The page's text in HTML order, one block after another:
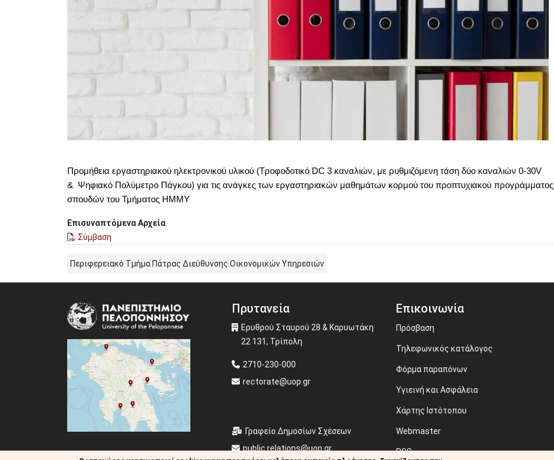
Προμήθεια εργαστηριακού ηλεκτρονικού υλικού (Τροφοδοτικό DC 3 καναλιών, με ρυθμιζόμενη τάση δύο καναλιών 0-30V
& Ψηφιακό Πολύμετρο Πάγκου) για τις ανάγκες των εργαστηριακών μαθημάτων κορμού του προπτυχιακού προγράμματος
σπουδών του Τμήματος ΗΜΜΥ
Επισυναπτόμενα Αρχεία
Σύμβαση
Περιφερειακό Τμήμα Πάτρας Διεύθυνσης Οικονομικών Υπηρεσιών
Image Πρυτανεία
Ερυθρού Σταυρού 28 & Καρυωτάκη
22 131, Τρίπολη
2710-230-000
rectorate@uop.gr
Γραφείο Δημοσίων Σχέσεων
public.relations@uop.gr
Επικοινωνία
Πρόσβαση
Τηλεφωνικός κατάλογος
Φόρμα παραπόνων
Υγιεινή και Ασφάλεια
Χάρτης Ιστότοπου
Webmaster
RSS